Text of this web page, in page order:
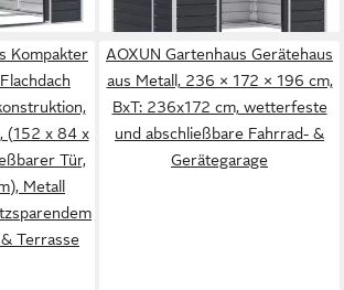
bei dir
lieferbar - in 4-5 Werktagen bei dir
Kompakter
(152 x 84 x
Tür,
Metall
Terrasse
AOXUN Gartenhaus Gerätehaus
aus Metall, 236 × 172 × 196 cm,
BxT: 236x172 cm, wetterfeste
und abschließbare Fahrrad- &
Gerätegarage